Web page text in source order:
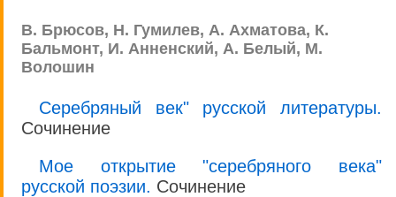
В. Брюсов, Н. Гумилев, А. Ахматова, К.
Бальмонт, И. Анненский, А. Белый, М.
Волошин
Серебряный век" русской литературы.
Сочинение
Мое открытие "серебряного века"
русской поэзии. Сочинение